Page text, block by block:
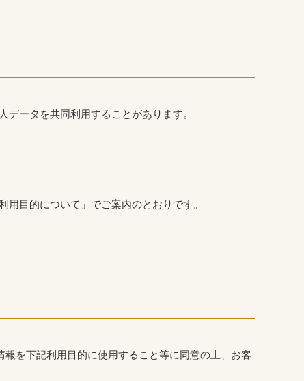
ータを共同利用することがあります。
目的について」でご案内のとおりです。
を下記利用目的に使用すること等に同意の上、お客